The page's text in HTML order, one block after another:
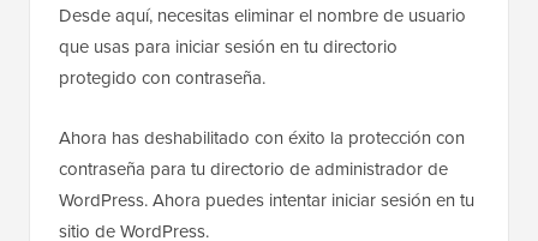
Desde aquí, necesitas eliminar el nombre de usuario
que usas para iniciar sesión en tu directorio
protegido con contraseña.
Ahora has deshabilitado con éxito la protección con
contraseña para tu directorio de administrador de
WordPress. Ahora puedes intentar iniciar sesión en tu
sitio de WordPress.